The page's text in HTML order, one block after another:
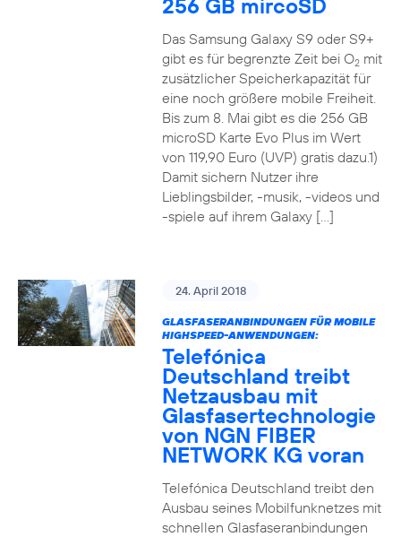
256 GB mircoSD
Das Samsung Galaxy S9 oder S9+
gibt es für begrenzte Zeit bei O2mit
zusätzlicher Speicherkapazität für
eine noch größere mobile Freiheit.
Bis zum 8. Mai gibt es die 256 GB
microSD Karte Evo Plus im Wert
von 119,90 Euro (UVP) gratis dazu.1)
Damit sichern Nutzer ihre
Lieblingsbilder, -musik, -videos und
-spiele auf ihrem Galaxy […]
24. April 2018
GLASFASERANBINDUNGEN FÜR MOBILE
HIGHSPEED-ANWENDUNGEN:
Telefónica
Deutschland treibt
Netzausbau mit
Glasfasertechnologie
von NGN FIBER
NETWORK KG voran
Telefónica Deutschland treibt den
Ausbau seines Mobilfunknetzes mit
schnellen Glasfaseranbindungen